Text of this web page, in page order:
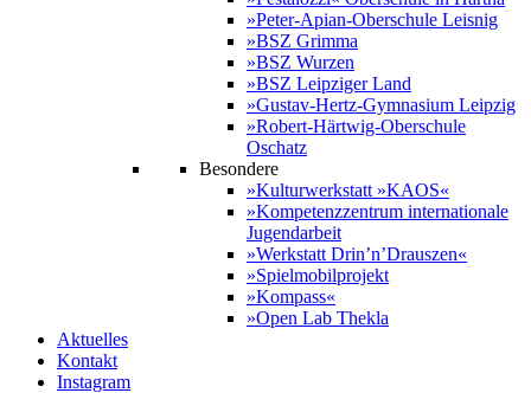
»Peter-Apian-Oberschule Leisnig
»BSZ Grimma
»BSZ Wurzen
»BSZ Leipziger Land
»Gustav-Hertz-Gymnasium Leipzig
»Robert-Härtwig-Oberschule
Oschatz
Besondere
»Kulturwerkstatt »KAOS«
»Kompetenzzentrum internationale
Jugendarbeit
»Werkstatt Drin’n’Drauszen«
»Spielmobilprojekt
»Kompass«
»Open Lab Thekla
Aktuelles
Kontakt
Instagram